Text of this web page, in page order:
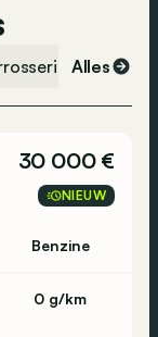
Alles
30 000 €
NIEUW
Benzine
0 g/km